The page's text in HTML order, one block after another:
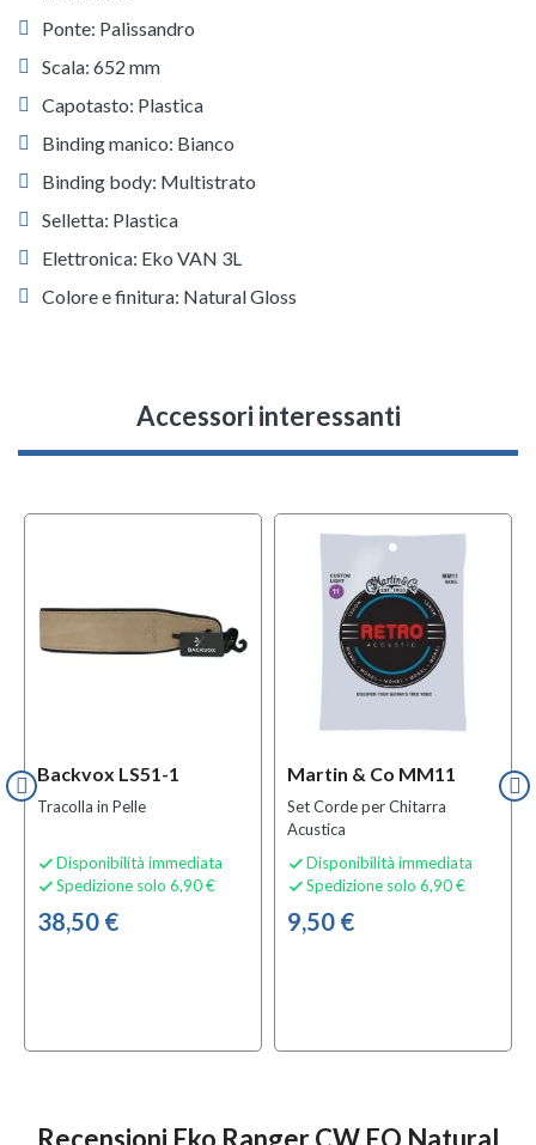
Ponte: Palissandro
Scala: 652 mm
Capotasto: Plastica
Binding manico: Bianco
Binding body: Multistrato
Selletta: Plastica
Elettronica: Eko VAN 3L
Colore e finitura: Natural Gloss
Accessori interessanti
Backvox LS51-1
Tracolla in Pelle
 Disponibilità immediata
 Spedizione solo 6,90 €
38,50 €
Martin & Co MM11
Set Corde per Chitarra
Acustica
 Disponibilità immediata
 Spedizione solo 6,90 €
9,50 €